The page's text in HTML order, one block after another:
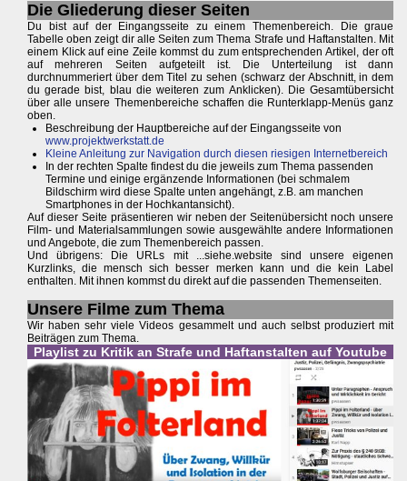
Die Gliederung dieser Seiten
Du bist auf der Eingangsseite zu einem Themenbereich. Die graue
Tabelle oben zeigt dir alle Seiten zum Thema Strafe und Haftanstalten. Mit
einem Klick auf eine Zeile kommst du zum entsprechenden Artikel, der oft
auf mehreren Seiten aufgeteilt ist. Die Unterteilung ist dann
durchnummeriert über dem Titel zu sehen (schwarz der Abschnitt, in dem
du gerade bist, blau die weiteren zum Anklicken). Die Gesamtübersicht
über alle unsere Themenbereiche schaffen die Runterklapp-Menüs ganz
oben.
Beschreibung der Hauptbereiche auf der Eingangsseite von
www.projektwerkstatt.de
Kleine Anleitung zur Navigation durch diesen riesigen Internetbereich
In der rechten Spalte findest du die jeweils zum Thema passenden
Termine und einige ergänzende Informationen (bei schmalem
Bildschirm wird diese Spalte unten angehängt, z.B. am manchen
Smartphones in der Hochkantansicht).
Auf dieser Seite präsentieren wir neben der Seitenübersicht noch unsere
Film- und Materialsammlungen sowie ausgewählte andere Informationen
und Angebote, die zum Themenbereich passen.
Und übrigens: Die URLs mit ...siehe.website sind unsere eigenen
Kurzlinks, die mensch sich besser merken kann und die kein Label
enthalten. Mit ihnen kommst du direkt auf die passenden Themenseiten.
Unsere Filme zum Thema
Wir haben sehr viele Videos gesammelt und auch selbst produziert mit
Beiträgen zum Thema.
Playlist zu Kritik an Strafe und Haftanstalten auf Youtube